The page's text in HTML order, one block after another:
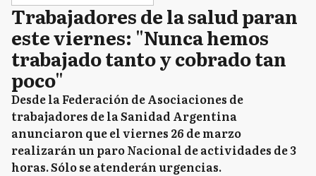
Trabajadores de la salud paran
este viernes: "Nunca hemos
trabajado tanto y cobrado tan
poco"
Desde la Federación de Asociaciones de
trabajadores de la Sanidad Argentina
anunciaron que el viernes 26 de marzo
realizarán un paro Nacional de actividades de 3
horas. Sólo se atenderán urgencias.